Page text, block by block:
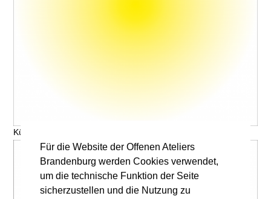
Künstler, Titel © V. Name
Für die Website der Offenen Ateliers
Brandenburg werden Cookies verwendet,
um die technische Funktion der Seite
sicherzustellen und die Nutzung zu